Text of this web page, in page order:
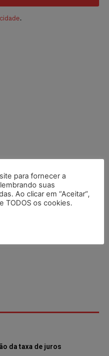
.
da taxa de juros
para fornecer a
suas
Ao clicar em “Aceitar”,
TODOS os cookies.